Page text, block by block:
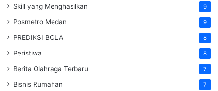
Skill yang Menghasilkan 9
Posmetro Medan 9
PREDIKSI BOLA 8
Peristiwa 8
Berita Olahraga Terbaru 7
Bisnis Rumahan 7